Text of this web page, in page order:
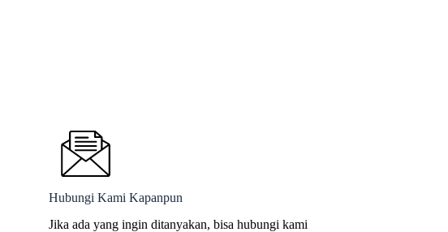
Hubungi Kami Kapanpun
Jika ada yang ingin ditanyakan, bisa hubungi kami